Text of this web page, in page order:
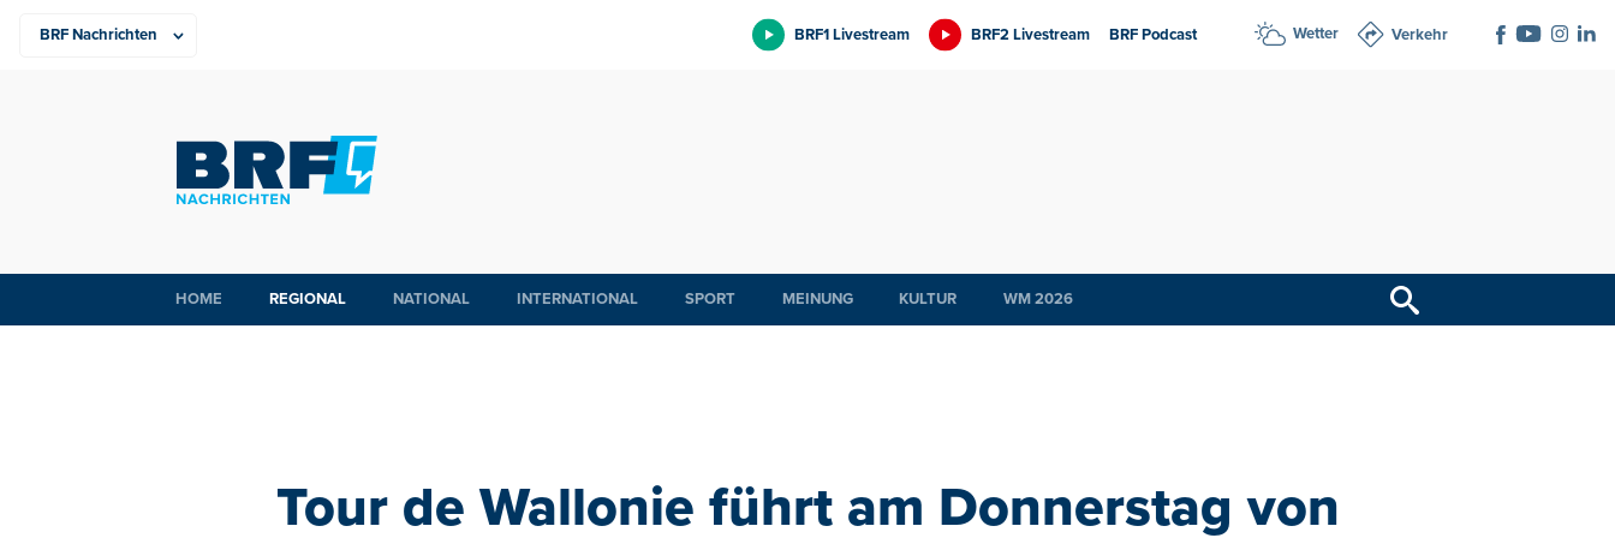
BRF1 Livestream BRF2 Livestream BRF Podcast Wetter Verkehr
HOME REGIONAL NATIONAL INTERNATIONAL SPORT MEINUNG KULTUR WM 2026
Tour de Wallonie führt am Donnerstag von